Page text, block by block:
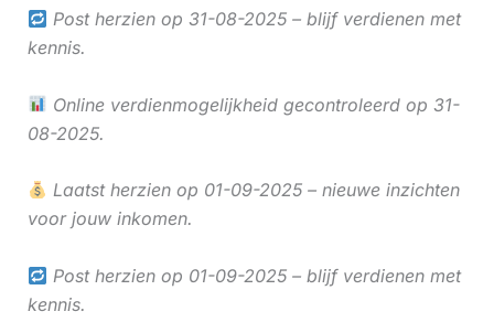
Post herzien op 31-08-2025 – blijf verdienen met
kennis.
Online verdienmogelijkheid gecontroleerd op 31-
08-2025.
Laatst herzien op 01-09-2025 – nieuwe inzichten
voor jouw inkomen.
Post herzien op 01-09-2025 – blijf verdienen met
kennis.